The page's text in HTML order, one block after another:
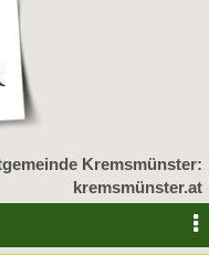
Kremsmünster:
kremsmünster.at